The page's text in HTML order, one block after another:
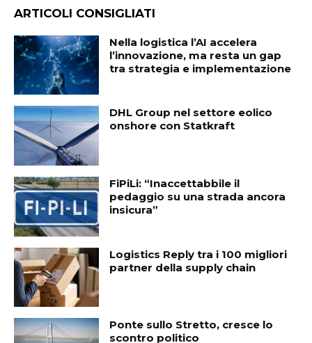
ARTICOLI CONSIGLIATI
Nella logistica l’AI accelera
l’innovazione, ma resta un gap
tra strategia e implementazione
DHL Group nel settore eolico
onshore con Statkraft
FiPiLi: “Inaccettabbile il
pedaggio su una strada ancora
insicura”
Logistics Reply tra i 100 migliori
partner della supply chain
Ponte sullo Stretto, cresce lo
scontro politico